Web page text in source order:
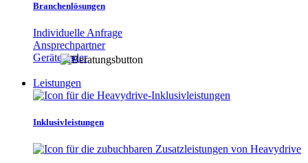
Branchenlösungen
Individuelle Anfrage
Ansprechpartner
Gerätefinder
Leistungen
Inklusivleistungen